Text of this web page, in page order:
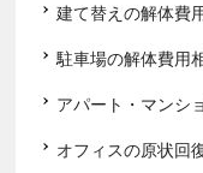
建て替えの解体費
駐車場の解体費用
アパート・マンシ
オフィスの原状回